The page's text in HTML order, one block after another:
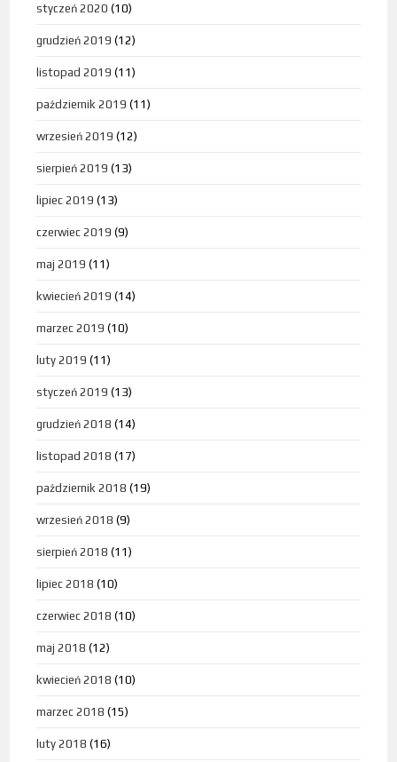
styczeń 2020 (10)
grudzień 2019 (12)
listopad 2019 (11)
październik 2019 (11)
wrzesień 2019 (12)
sierpień 2019 (13)
lipiec 2019 (13)
czerwiec 2019 (9)
maj 2019 (11)
kwiecień 2019 (14)
marzec 2019 (10)
luty 2019 (11)
styczeń 2019 (13)
grudzień 2018 (14)
listopad 2018 (17)
październik 2018 (19)
wrzesień 2018 (9)
sierpień 2018 (11)
lipiec 2018 (10)
czerwiec 2018 (10)
maj 2018 (12)
kwiecień 2018 (10)
marzec 2018 (15)
luty 2018 (16)